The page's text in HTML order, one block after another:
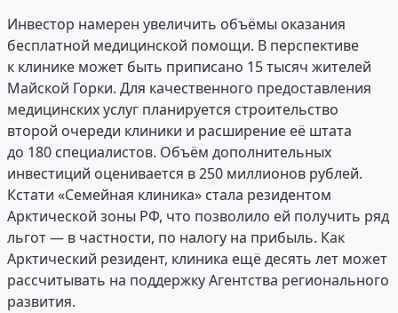
Инвестор намерен увеличить объёмы оказания
бесплатной медицинской помощи. В перспективе
к клинике может быть приписано 15 тысяч жителей
Майской Горки. Для качественного предоставления
медицинских услуг планируется строительство
второй очереди клиники и расширение её штата
до 180 специалистов. Объём дополнительных
инвестиций оценивается в 250 миллионов рублей.
Кстати «Семейная клиника» стала резидентом
Арктической зоны РФ, что позволило ей получить ряд
льгот — в частности, по налогу на прибыль. Как
Арктический резидент, клиника ещё десять лет может
рассчитывать на поддержку Агентства регионального
развития.